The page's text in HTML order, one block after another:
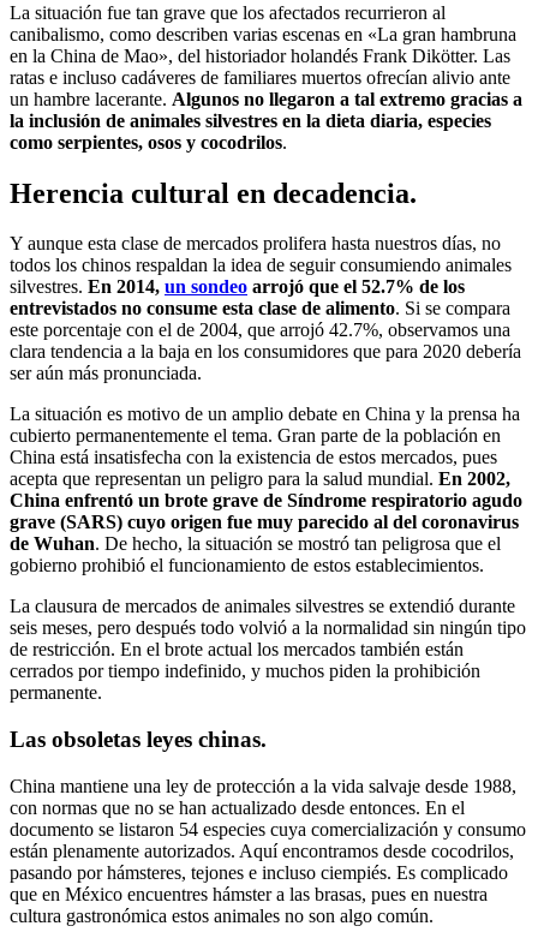
La situación fue tan grave que los afectados recurrieron al
canibalismo, como describen varias escenas en «La gran hambruna
en la China de Mao», del historiador holandés Frank Dikötter. Las
ratas e incluso cadáveres de familiares muertos ofrecían alivio ante
un hambre lacerante. Algunos no llegaron a tal extremo gracias a
la inclusión de animales silvestres en la dieta diaria, especies
como serpientes, osos y cocodrilos.
Herencia cultural en decadencia.
Y aunque esta clase de mercados prolifera hasta nuestros días, no
todos los chinos respaldan la idea de seguir consumiendo animales
silvestres. En 2014, un sondeo arrojó que el 52.7% de los
entrevistados no consume esta clase de alimento. Si se compara
este porcentaje con el de 2004, que arrojó 42.7%, observamos una
clara tendencia a la baja en los consumidores que para 2020 debería
ser aún más pronunciada.
La situación es motivo de un amplio debate en China y la prensa ha
cubierto permanentemente el tema. Gran parte de la población en
China está insatisfecha con la existencia de estos mercados, pues
acepta que representan un peligro para la salud mundial. En 2002,
China enfrentó un brote grave de Síndrome respiratorio agudo
grave (SARS) cuyo origen fue muy parecido al del coronavirus
de Wuhan. De hecho, la situación se mostró tan peligrosa que el
gobierno prohibió el funcionamiento de estos establecimientos.
La clausura de mercados de animales silvestres se extendió durante
seis meses, pero después todo volvió a la normalidad sin ningún tipo
de restricción. En el brote actual los mercados también están
cerrados por tiempo indefinido, y muchos piden la prohibición
permanente.
Las obsoletas leyes chinas.
China mantiene una ley de protección a la vida salvaje desde 1988,
con normas que no se han actualizado desde entonces. En el
documento se listaron 54 especies cuya comercialización y consumo
están plenamente autorizados. Aquí encontramos desde cocodrilos,
pasando por hámsteres, tejones e incluso ciempiés. Es complicado
que en México encuentres hámster a las brasas, pues en nuestra
cultura gastronómica estos animales no son algo común.